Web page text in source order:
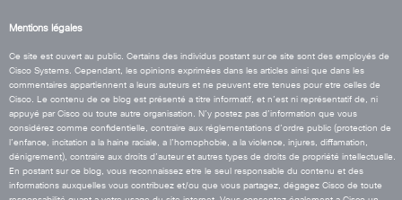
Mentions légales
Ce site est ouvert au public. Certains des individus postant sur ce site sont des employés de
Cisco Systems. Cependant, les opinions exprimées dans les articles ainsi que dans les
commentaires appartiennent a leurs auteurs et ne peuvent etre tenues pour etre celles de
Cisco. Le contenu de ce blog est présenté a titre informatif, et n’est ni représentatif de, ni
appuyé par Cisco ou toute autre organisation. N’y postez pas d’information que vous
considérez comme confidentielle, contraire aux réglementations d’ordre public (protection de
l’enfance, incitation a la haine raciale, a l’homophobie, a la violence, injures, diffamation,
dénigrement), contraire aux droits d’auteur et autres types de droits de propriété intellectuelle.
En postant sur ce blog, vous reconnaissez etre le seul responsable du contenu et des
informations auxquelles vous contribuez et/ou que vous partagez, dégagez Cisco de toute